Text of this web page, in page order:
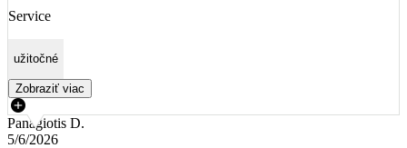
Service
užitočné
Zobraziť viac
Panagiotis D.
5/6/2026